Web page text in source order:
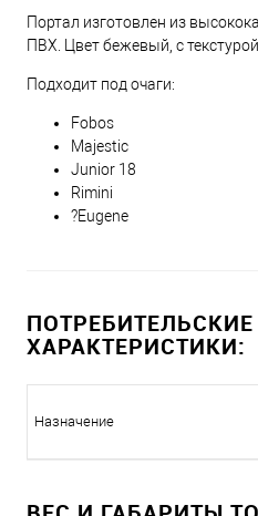
Портал изготовлен из
ПВХ. Цвет бежевый, с
Подходит под очаги:
Fobos
Majestic
Junior 18
Rimini
?Eugene
ПОТРЕБИТЕЛЬСКИЕ
ХАРАКТЕРИСТИКИ:
Назначение